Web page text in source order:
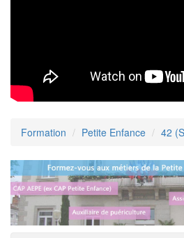
Formation Petite Enfance 42